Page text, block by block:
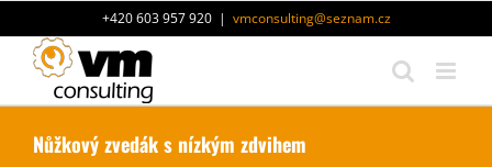
na
obsah
+420 603 957 920 | vmconsulting@seznam.cz
Nůžkový zvedák s nízkým zdvihem